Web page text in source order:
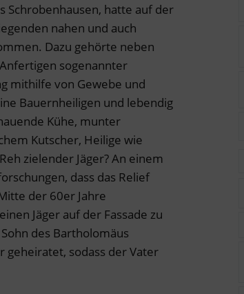
Schrobenhausen, hatte auf der
nahen und auch
Dazu gehörte neben
sogenannter
mithilfe von Gewebe und
Bauernheiligen und lebendig
Kühe, munter
Kutscher, Heilige wie
zielender Jäger? An einem
dass das Relief
der 60er Jahre
Jäger auf der Fassade zu
des Bartholomäus
sodass der Vater